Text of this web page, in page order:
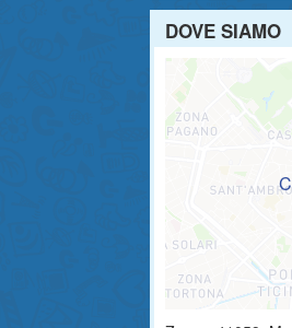
DOVE SIAMO